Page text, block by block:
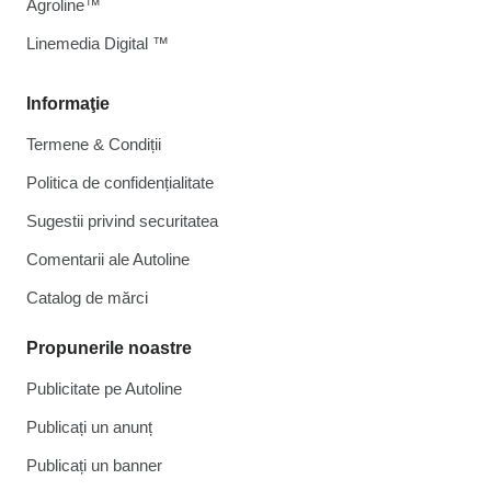
Informaţie
Termene & Condiții
Politica de confidențialitate
Sugestii privind securitatea
Comentarii ale Autoline
Catalog de mărcі
Propunerile noastre
Publicitate pe Autoline
Publicați un anunț
Publicați un banner
Agroline™
Linemedia Digital ™